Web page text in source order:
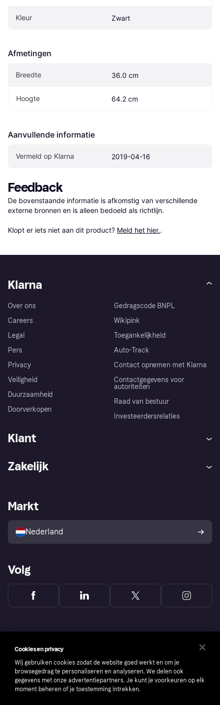
Kleur Zwart
Afmetingen
Breedte 36.0 cm
Hoogte 64.2 cm
Aanvullende informatie
Vermeld op Klarna 2019-04-16
Feedback
De bovenstaande informatie is afkomstig van verschillende
externe bronnen en is alleen bedoeld als richtlijn.
Klopt er iets niet aan dit product? Meld het hier..
Klarna
Over ons
Careers
Legal
Pers
Privacy
Veiligheid
Duurzaamheid
Doorverkopen
Gedragscode BNPL
Wikipink
Toegankelijkheid
Auto-Track
Contact opnemen met Klarna
Contactgegevens voor
autoriteiten
Raad van bestuur
Investeerdersrelaties
Klant
Winkeloverzicht
Kopersbescherming voor
consumenten
Zakelijk
Zakelijke login
Markt
Nederland
Volg
Cookies en privacy
Wij gebruiken cookies zodat de website goed werkt en om je
browsegedrag te personaliseren en analyseren. We delen ook
gegevens met onze advertentiepartners. Je kunt je voorkeuren op elk
moment beheren of je toestemming intrekken.